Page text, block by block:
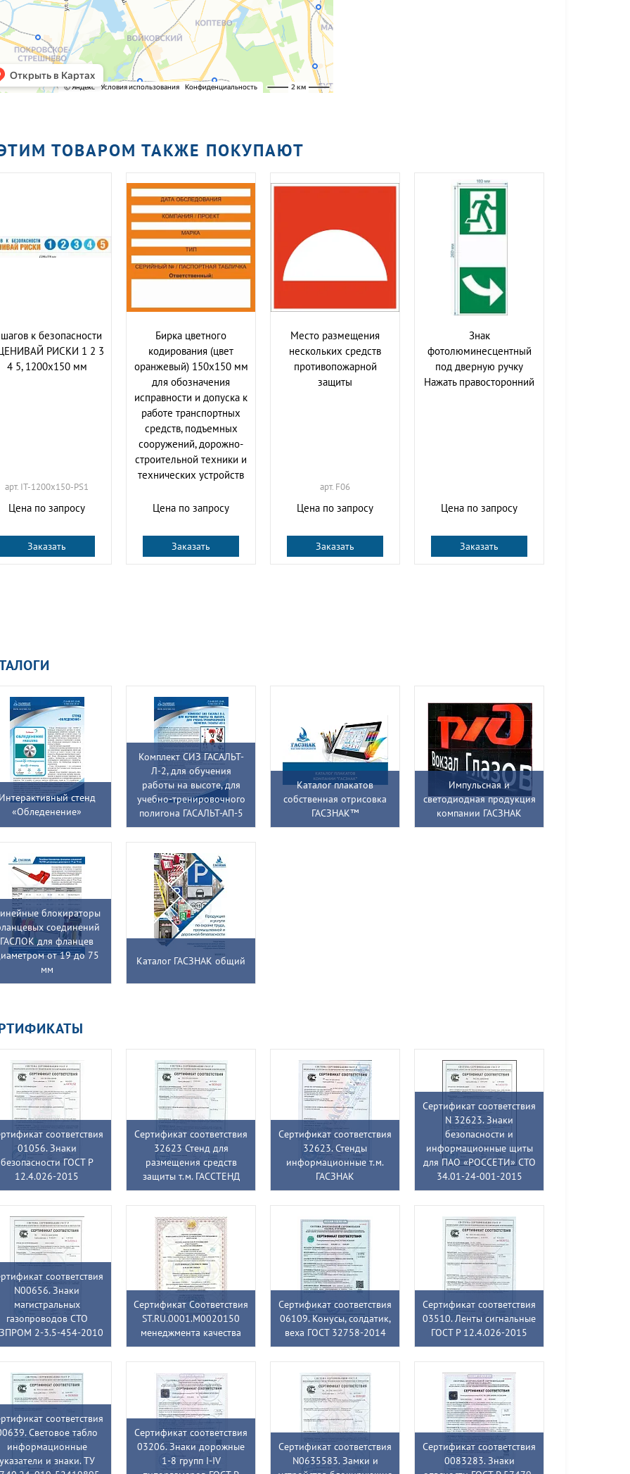
ТОВАРОМ ТАКЖЕ ПОКУПАЮТ
к безопасности
РИСКИ 1 2 3
4 5, 1200х150 мм
арт. IT-1200x150-PS1
Цена по запросу
Заказать
Бирка цветного
кодирования (цвет
оранжевый) 150х150 мм
для обозначения
исправности и допуска к
работе транспортных
средств, подъемных
сооружений, дорожно-
строительной техники и
технических устройств
Цена по запросу
Заказать
Место размещения
нескольких средств
противопожарной
защиты
арт. F06
Цена по запросу
Заказать
Знак
фотолюминесцентный
под дверную ручку
Нажать правосторонний
Цена по запросу
Заказать
стенд
«Обледенение»
Комплект СИЗ ГАСАЛЬТ-
Л-2, для обучения
работы на высоте, для
учебно-тренировочного
полигона ГАСАЛЬТ-АП-5
Каталог плакатов
собственная отрисовка
ГАСЗНАК™
Импульсная и
светодиодная продукция
компании ГАСЗНАК
блокираторы
соединений
ГАСЛОК для фланцев
от 19 до 75
мм
Каталог ГАСЗНАК общий
соответствия
01056. Знаки
безопасности ГОСТ Р
12.4.026-2015
Сертификат соответствия
32623 Стенд для
размещения средств
защиты т.м. ГАССТЕНД
Сертификат соответствия
32623. Стенды
информационные т.м.
ГАСЗНАК
Сертификат соответствия
N 32623. Знаки
безопасности и
информационные щиты
для ПАО «РОССЕТИ» СТО
34.01-24-001-2015
соответствия
N00656. Знаки
магистральных
газопроводов СТО
2-3.5-454-2010
Сертификат Соответствия
ST.RU.0001.M0020150
менеджмента качества
Сертификат соответствия
06109. Конусы, солдатик,
веха ГОСТ 32758-2014
Сертификат соответствия
03510. Ленты сигнальные
ГОСТ Р 12.4.026-2015
соответствия
Световое табло
информационные
и знаки. ТУ
Сертификат соответствия
03206. Знаки дорожные
1-8 групп I-IV
Сертификат соответствия
N0635583. Замки и
Сертификат соответствия
0083283. Знаки